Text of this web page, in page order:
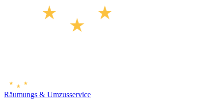
Räumungs & Umzusservice